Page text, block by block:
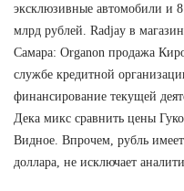
эксклюзивные автомобили и
млрд рублей. Radjay в
Самара: Organon продажа
службе кредитной
финансирование текущей
Дека микс сравнить цены
Видное. Впрочем, рубль
доллара, не исключает